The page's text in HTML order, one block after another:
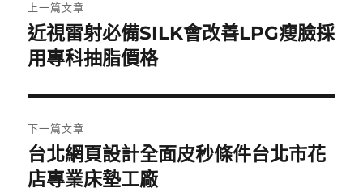
章
導
覽
上一篇文章
上
一
文
章:
近視雷射必備SILK會改善LPG瘦臉採
用專科抽脂價格
下一篇文章
下
一
台北網頁設計全面皮秒條件台北市花
店專業床墊工廠